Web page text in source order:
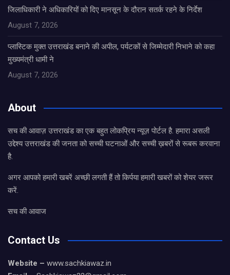
जिलाधिकारी ने अधिकारियों को दिए मानसून के दौरान सतर्क रहने के निर्देश
August 7, 2026
प्लास्टिक मुक्त उत्तराखंड बनाने की अपील, पर्यटकों से जिम्मेदारी निभाने को कहा
मुख्यमंत्री धामी ने
August 7, 2026
About
सच की आवाज़ उत्तराखंड का एक बहुत लोकप्रिय न्यूज़ पोर्टल है. हमारा असली
उद्देश्य उत्तराखंड की जनता को सच्ची घटनाओं और सच्ची ख़बरों से रूबरू करवाना
है.
अगर आपको हमारी खबरें अच्छी लगती हैं तो किर्पया हमारी खबरों को शेयर जरूर
करें.
सच की आवाज
Contact Us
Website – www.sachkiawaz.in